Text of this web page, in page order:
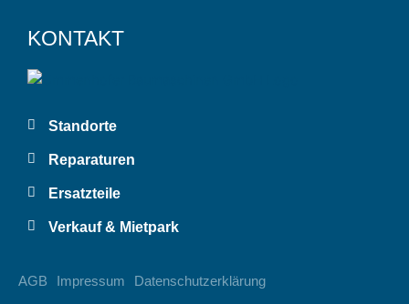
KONTAKT
Standorte
Reparaturen
Ersatzteile
Verkauf & Mietpark
AGB Impressum Datenschutzerklärung